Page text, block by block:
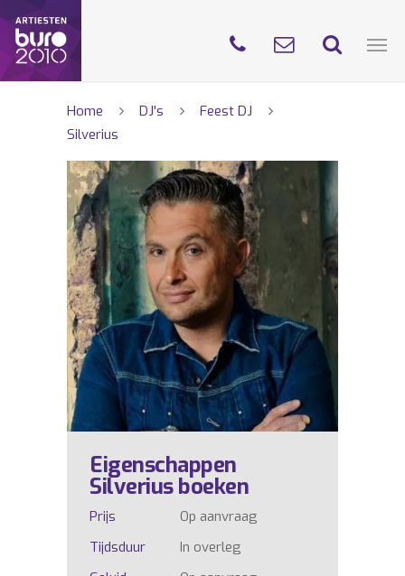
Home DJ's
Feest DJ
Silverius
Eigenschappen
Silverius boeken
Prijs
Op aanvraag
Tijdsduur
In overleg